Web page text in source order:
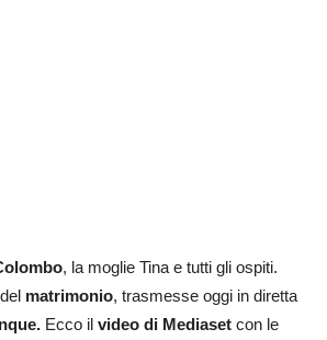
, la moglie Tina e tutti gli ospiti.
matrimonio, trasmesse oggi in diretta
Ecco il video di Mediaset con le